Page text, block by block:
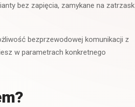
bez zapięcia, zamykane na zatrzask
bezprzewodowej komunikacji z
w parametrach konkretnego